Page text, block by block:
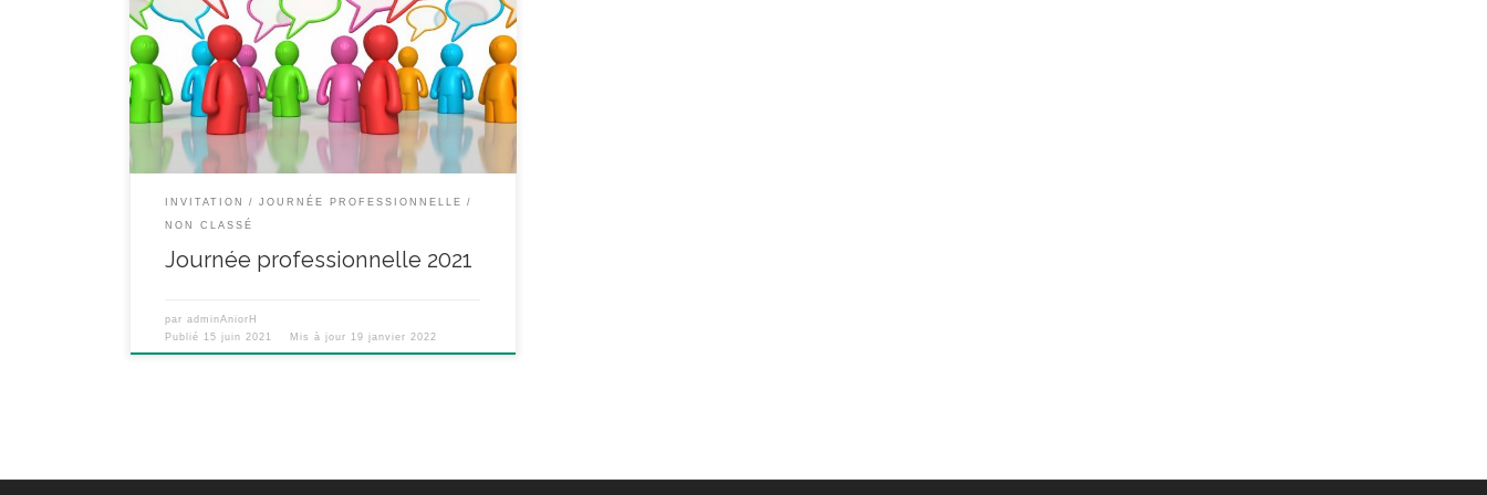
tenir en ce mois de juin. Nous avons pris la décision
de la décaler au vendredi 24 septembre 2021 en
espérant que nous aurons la joie de nous retrouver
en présentiel et non par écrans interposés. Elle aura
lieu à Paris : Espace « Le […]
INVITATION JOURNÉE PROFESSIONNELLE
NON CLASSÉ
Journée professionnelle 2021
paradminAniorH
Publié 15 juin 2021 Mis à jour 19 janvier 2022